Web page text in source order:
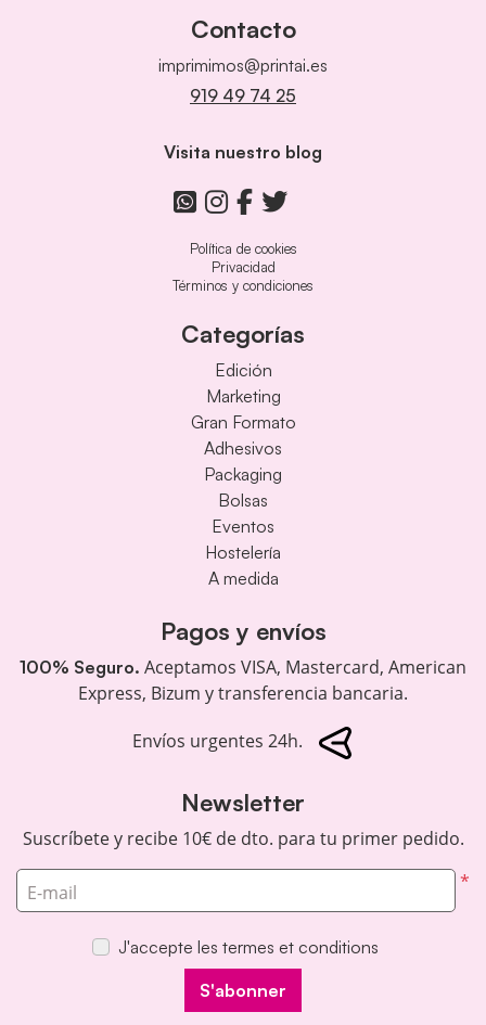
Contacto
imprimimos@printai.es
919 49 74 25
Visita nuestro blog
Política de cookies
Privacidad
Términos y condiciones
Categorías
Edición
Marketing
Gran Formato
Adhesivos
Packaging
Bolsas
Eventos
Hostelería
A medida
Pagos y envíos
100% Seguro. Aceptamos VISA, Mastercard, American
Express, Bizum y transferencia bancaria.
Envíos urgentes 24h.
Newsletter
Suscríbete y recibe 10€ de dto. para tu primer pedido.
*
E-mail
J'accepte les termes et conditions
S'abonner